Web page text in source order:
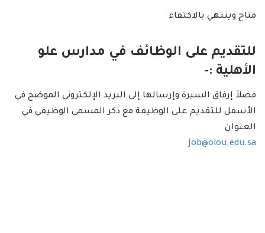
متاح وينتهي بالاكتفاء
للتقديم على الوظائف في مدارس علو
الأهلية :-
فضلاَ إرفاق السيرة وإرسالها إلى البريد الإلكتروني الموضح في
الأسفل للتقديم على الوظيفة مع ذكر المسمى الوظيفي في
العنوان
Job@olou.edu.sa